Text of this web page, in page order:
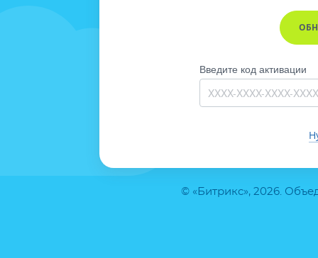
© «Битрикс», 2026.
Введите код активации